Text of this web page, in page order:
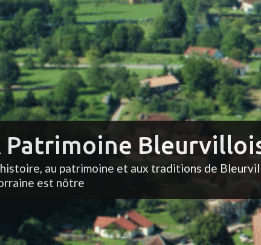
Patrimoine
au patrimoine et aux traditions de
est nôtre